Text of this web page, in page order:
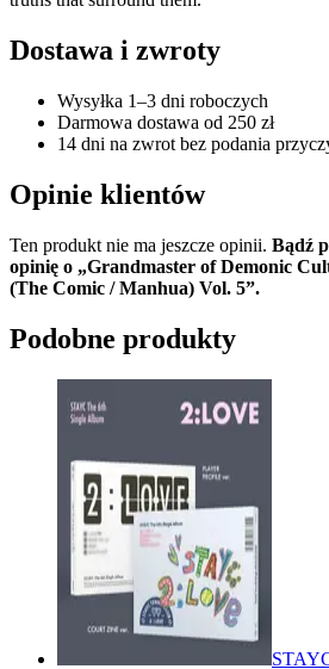
Dostawa i zwroty
Wysyłka 1–3 dni roboczych
Darmowa dostawa od 250 zł
14 dni na zwrot bez podania
Opinie klientów
Ten produkt nie ma jeszcze opinii. Bądź
opinię o „Grandmaster of Demonic
(The Comic / Manhua) Vol. 5”.
Podobne produkty